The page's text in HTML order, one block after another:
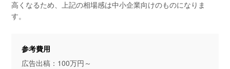
高くなるため、上記の相場感は中小企業向けのものになりま
す。
参考費用
広告出稿：100万円～